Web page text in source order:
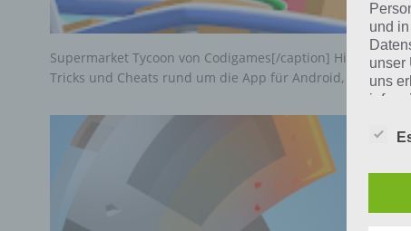
Supermarket Tycoon von Codigames[/caption] Hier findest
Tricks und Cheats rund um die App für Android, iPhone…
und
unser
uns
und